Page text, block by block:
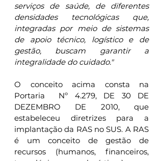
serviços de saúde, de diferentes
densidades tecnológicas que,
integradas por meio de sistemas
de apoio técnico, logístico e de
gestão, buscam garantir a
integralidade do cuidado."
O conceito acima consta na
Portaria  Nº 4.279, DE 30 DE
DEZEMBRO DE 2010, que
estabeleceu diretrizes para a
implantação da RAS no SUS. A RAS
é um conceito de gestão de
recursos (humanos, financeiros,